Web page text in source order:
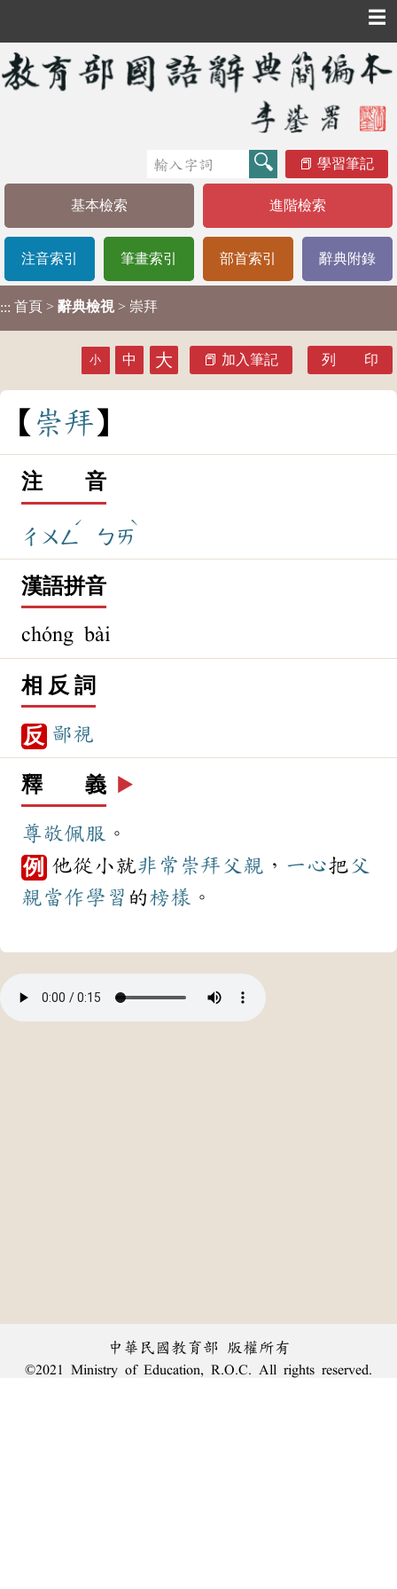
☰
學習筆記
基本檢索 進階檢索
注音索引 筆畫索引 部首索引 辭典附錄
::: 首頁 > 辭典檢視 > 崇拜
小 中 大 加入筆記 列 印
崇拜
注 音
ㄔㄨㄥ
ˊ
ㄅㄞ
ˋ
漢語拼音
chóng bài
相 反 詞
反 鄙視
釋 義 ▶️
尊敬佩服 。
例 他從小就非常 崇拜 父親 ， 一心把父
親當作學習 的榜樣 。
中華民國教育部 版權所有
©2021 Ministry of Education, R.O.C. All rights reserved.